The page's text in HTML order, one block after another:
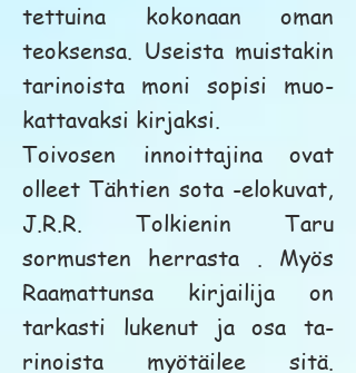
tettuina kokonaan oman
teoksensa. Useista muistakin
tarinoista moni sopisi muo-
kattavaksi kirjaksi.
Toivosen innoittajina ovat
olleet Tähtien sota -elokuvat,
J.R.R. Tolkienin Taru
sormusten herrasta . Myös
Raamattunsa kirjailija on
tarkasti lukenut ja osa ta-
rinoista myötäilee sitä.